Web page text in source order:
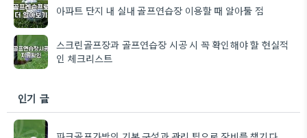
아파트 단지 내 실내 골프연습장 이용할 때 알아둘 점
스크린골프장과 골프연습장 시공 시 꼭 확인해야 할 현실적
인 체크리스트
인기 글